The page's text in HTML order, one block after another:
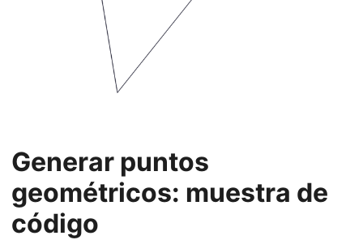
Generar puntos
geométricos: muestra de
código